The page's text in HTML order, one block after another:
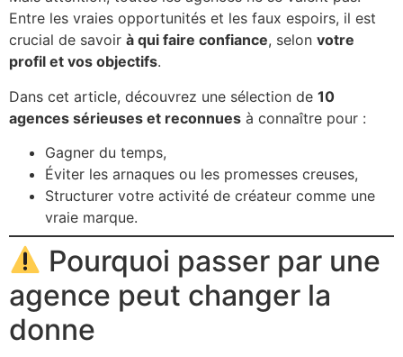
Entre les vraies opportunités et les faux espoirs, il est
crucial de savoir à qui faire confiance, selon votre
profil et vos objectifs.
Dans cet article, découvrez une sélection de 10
agences sérieuses et reconnues à connaître pour :
Gagner du temps,
Éviter les arnaques ou les promesses creuses,
Structurer votre activité de créateur comme une
vraie marque.
Pourquoi passer par une
agence peut changer la
donne